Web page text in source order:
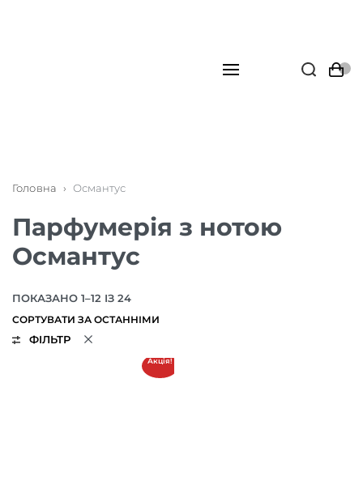
Головна › Османтус
Парфумерія з нотою
Османтус
ПОКАЗАНО 1–12 ІЗ 24
ФІЛЬТР
Акція!